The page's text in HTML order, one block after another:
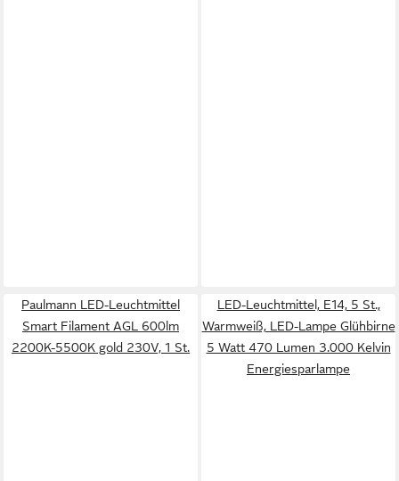
Paulmann LED-Leuchtmittel
Smart Filament AGL 600lm
2200K-5500K gold 230V, 1 St.
LED-Leuchtmittel, E14, 5 St.,
Warmweiß, LED-Lampe Glühbirne
5 Watt 470 Lumen 3.000 Kelvin
Energiesparlampe